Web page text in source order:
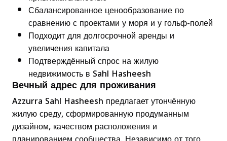
Сбалансированное ценообразование по
сравнению с проектами у моря и у гольф-полей
Подходит для долгосрочной аренды и
увеличения капитала
Подтверждённый спрос на жилую
недвижимость в Sahl Hasheesh
Вечный адрес для проживания
Azzurra Sahl Hasheesh предлагает утончённую
жилую среду, сформированную продуманным
дизайном, качеством расположения и